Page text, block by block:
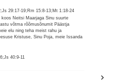
29:17-19;Rm 15:8-13;Mt 1:18-24
Neitsi Maarjaga Sinu suurte
võtma rõõmusõnumit Päästja
elu ning teha meist rahu ja
Kristuse, Sinu Poja, meie Issanda
40:9-11